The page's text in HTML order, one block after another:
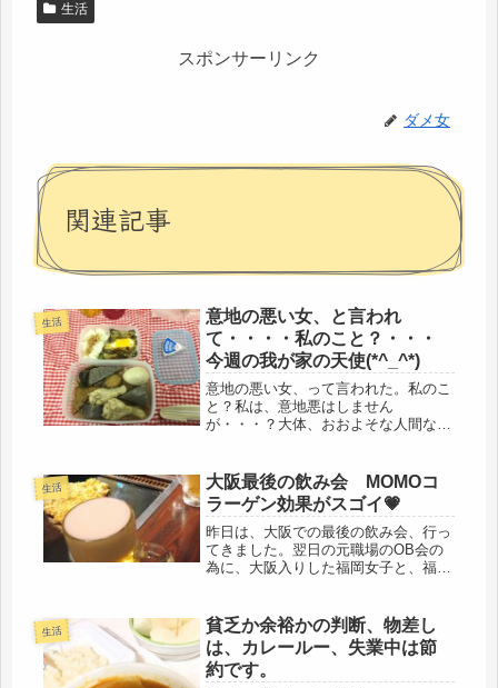
生活
スポンサーリンク
ダメ女
関連記事
生活
意地の悪い女、と言われ
て・・・・私のこと？・・・
今週の我が家の天使(*^_^*)
意地の悪い女、って言われた。私のこ
と？私は、意地悪はしません
が・・・？大体、おおよそな人間な
気が付かない（笑）血液型、Ｏ型の見
本みたいな人間で、回りの細かい事が
気にならない...
生活
大阪最後の飲み会 MOMOコ
ラーゲン効果がスゴイ💗
昨日は、大阪での最後の飲み会、行っ
てきました。翌日の元職場のOB会の
為に、大阪入りした福岡女子と、福岡
マッチョ。卓球歴は30年のスポーツマ
ン福岡でUR生活の先輩。まずは、大
阪...
生活
貧乏か余裕かの判断、物差し
は、カレールー、失業中は節
約です。